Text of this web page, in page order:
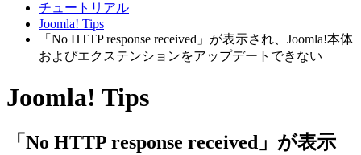
チュートリアル
Joomla! Tips
「No HTTP response received」が表示され、Joomla!本体
およびエクステンションをアップデートできない
Joomla! Tips
「No HTTP response received」が表示